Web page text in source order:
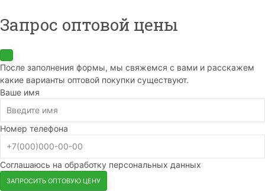
Запрос оптовой цены
После заполнения формы, мы свяжемся с вами и расскажем
какие варианты оптовой покупки существуют.
Ваше имя
Номер телефона
Соглашаюсь на обработку персональных данных
ЗАПРОСИТЬ ОПТОВУЮ ЦЕНУ